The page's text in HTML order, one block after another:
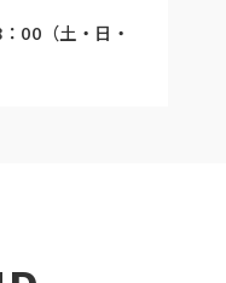
00（土・日・